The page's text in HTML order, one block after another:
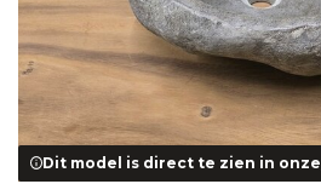
Dit model is direct te zien in onze